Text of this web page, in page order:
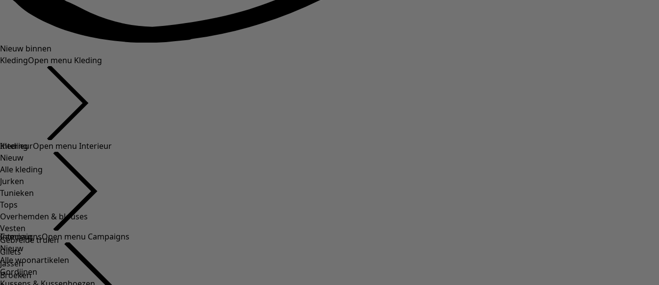
Nieuw binnen
KledingOpen menu Kleding
Kleding
Nieuw
Alle kleding
Jurken
Tunieken
Tops
Overhemden & blouses
Vesten
Gebreide truien
Gilets
Jassen
Broeken
InterieurOpen menu Interieur
Interieur
Nieuw
Alle woonartikelen
Gordijnen
CampaignsOpen menu Campaigns